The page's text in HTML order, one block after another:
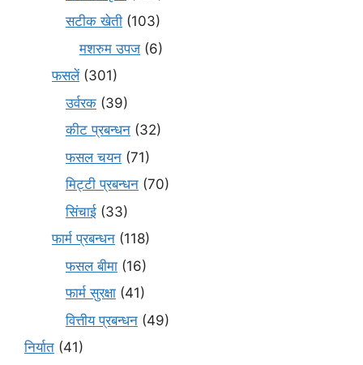
सटीक खेती (103)
मशरुम उपज (6)
फसलें(301)
उर्वरक (39)
कीट प्रबन्धन (32)
फसल चयन (71)
मि‌ट्टी प्रबन्धन (70)
सिंचाई (33)
फार्म प्रबन्धन (118)
फसल बीमा (16)
फार्म सुरक्षा (41)
वित्तीय प्रबन्धन (49)
निर्यात (41)